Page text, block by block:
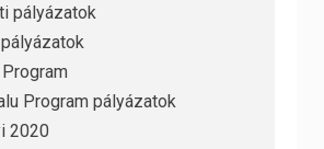
pályázatok
Program pályázatok
2020